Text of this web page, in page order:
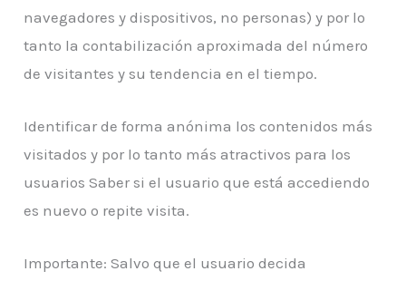
navegadores y dispositivos, no personas) y por lo
tanto la contabilización aproximada del número
de visitantes y su tendencia en el tiempo.
Identificar de forma anónima los contenidos más
visitados y por lo tanto más atractivos para los
usuarios Saber si el usuario que está accediendo
es nuevo o repite visita.
Importante: Salvo que el usuario decida